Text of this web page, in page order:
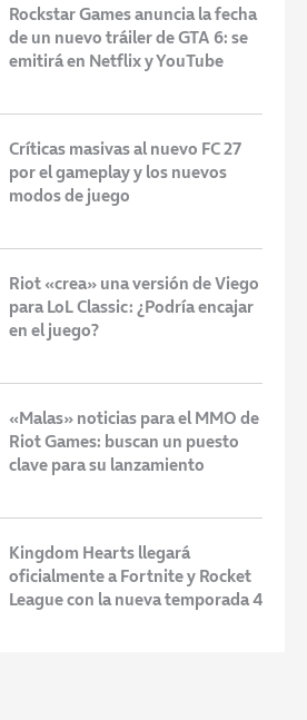
Rockstar Games anuncia la fecha
de un nuevo tráiler de GTA 6: se
emitirá en Netflix y YouTube
Críticas masivas al nuevo FC 27
por el gameplay y los nuevos
modos de juego
Riot «crea» una versión de Viego
para LoL Classic: ¿Podría encajar
en el juego?
«Malas» noticias para el MMO de
Riot Games: buscan un puesto
clave para su lanzamiento
Kingdom Hearts llegará
oficialmente a Fortnite y Rocket
League con la nueva temporada 4